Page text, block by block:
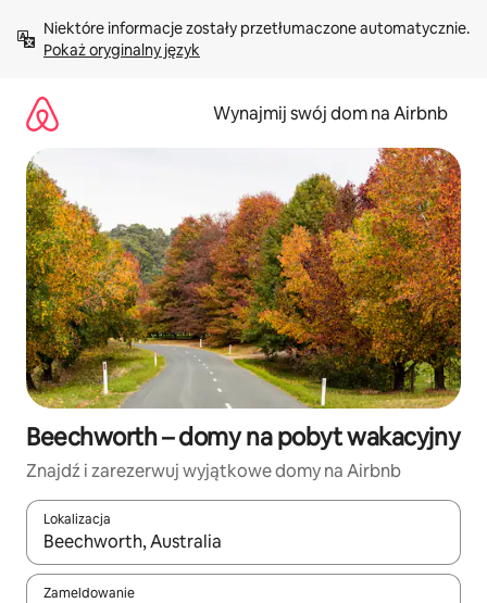
treści Pokaż oryginalny język
Wynajmij swój dom na Airbnb
Beechworth – domy na pobyt wakacyjny
Znajdź i zarezerwuj wyjątkowe domy na Airbnb
Lokalizacja
Gdy wyniki będą dostępne, możesz poruszać się po nich za
Zameldowanie